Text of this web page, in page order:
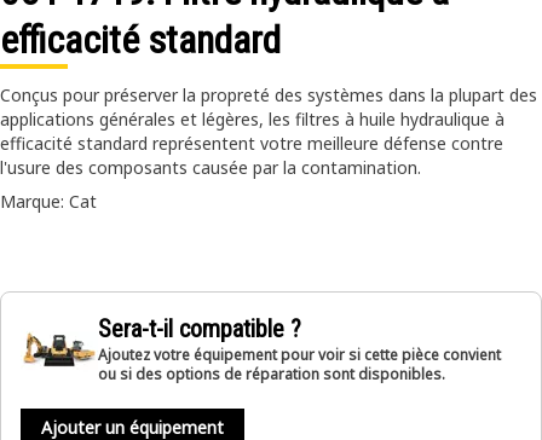
efficacité standard
Conçus pour préserver la propreté des systèmes dans la plupart des
applications générales et légères, les filtres à huile hydraulique à
efficacité standard représentent votre meilleure défense contre
l'usure des composants causée par la contamination.
Marque: Cat
Sera-t-il compatible ?
Ajoutez votre équipement pour voir si cette pièce convient
ou si des options de réparation sont disponibles.
Ajouter un équipement